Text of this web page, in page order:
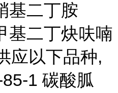
基二丁胺
基二丁炔呋喃
应以下品种,
1 碳酸胍